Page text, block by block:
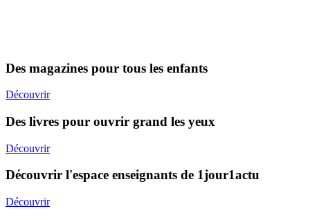
Des magazines pour tous les enfants
Découvrir
Des livres pour ouvrir grand les yeux
Découvrir
Découvrir l'espace enseignants de 1jour1actu
Découvrir